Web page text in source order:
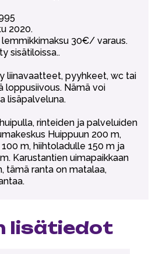
2020.
30€/ varaus.
sisätiloissa..
liinavaatteet, pyyhkeet, wc tai
loppusiivous. Nämä voi
lisäpalveluna.
rinteiden ja palveluiden
Huippuun 200 m,
m, hiihtoladulle 150 m ja
Karustantien uimapaikkaan
tämä ranta on matalaa,
lisätiedot